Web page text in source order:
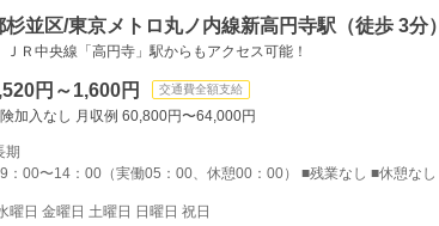
杉並区/東京メトロ丸ノ内線新高円寺駅（徒歩 3分）
ＪＲ中央線「高円寺」駅からもアクセス可能！
円～1,600円 交通費全額支給
加入なし 月収例 60,800円〜64,000円
長期
：00〜14：00（実働05：00、休憩00：00） ■残業なし ■休憩なし
曜日 金曜日 土曜日 日曜日 祝日